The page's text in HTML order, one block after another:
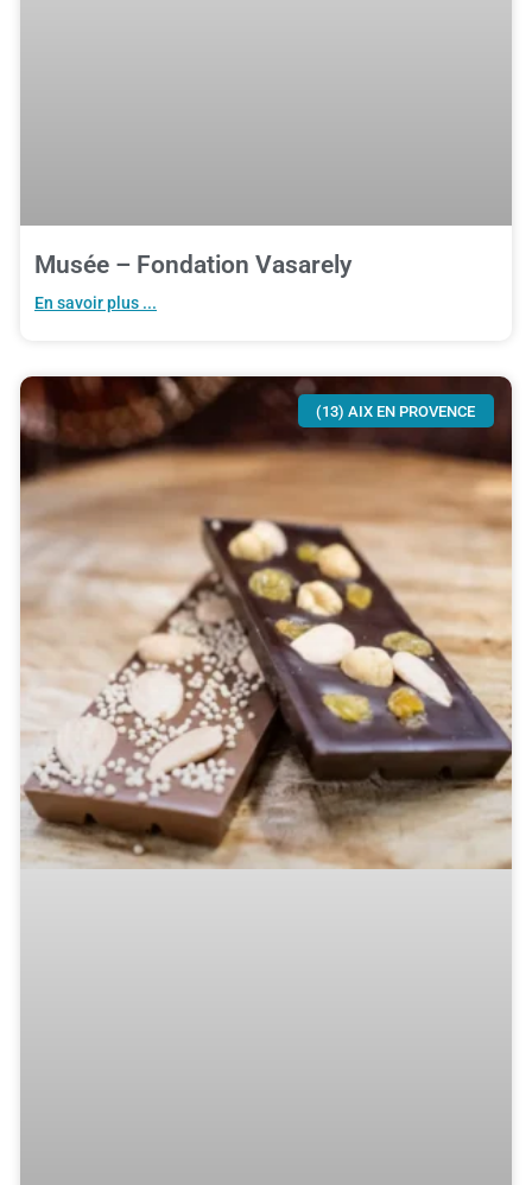
Musée – Fondation Vasarely
En savoir plus ...
(13) AIX EN PROVENCE